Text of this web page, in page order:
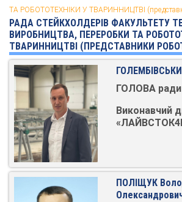
ТА РОБОТОТЕХНІКИ У ТВАРИННИЦТВІ
РАДА СТЕЙКХОЛДЕРІВ ФАКУЛЬТЕТУ
ВИРОБНИЦТВА, ПЕРЕРОБКИ ТА
ТВАРИННИЦТВІ (ПРЕДСТАВНИКИ
ГОЛОВА ради
Виконавчий
ПОЛІЩУК